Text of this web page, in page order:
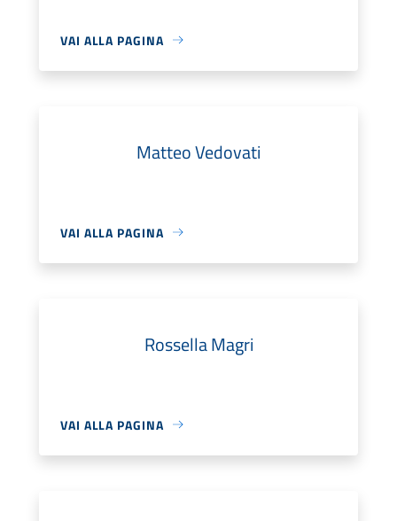
VAI ALLA PAGINA
Matteo Vedovati
VAI ALLA PAGINA
Rossella Magri
VAI ALLA PAGINA